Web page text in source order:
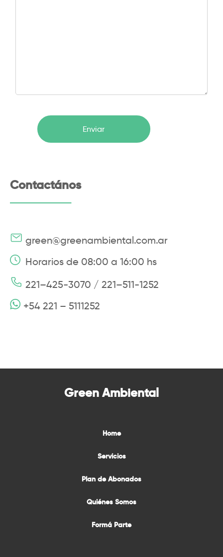
Contactános
green@greenambiental.com.ar
Horarios de 08:00 a 16:00 hs
221–425-3070 / 221–511-1252
+54 221 – 5111252
Green Ambiental
Home
Servicios
Plan de Abonados
Quiénes Somos
Formá Parte